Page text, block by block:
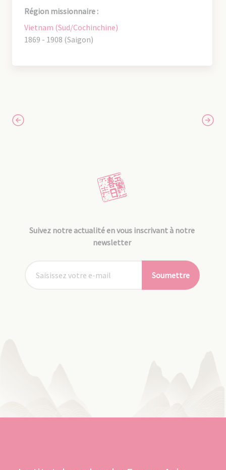
Région missionnaire :
Vietnam (Sud/Cochinchine)
1869 - 1908 (Saigon)
Suivez notre actualité en vous inscrivant à notre
newsletter
Soumettre